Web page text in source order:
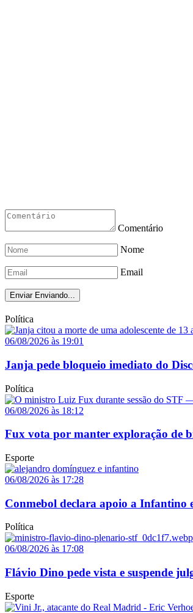
Comentário
Nome
Email
Enviar Enviando...
Política
06/08/2026 às 19:01
Janja pede bloqueio imediato do
Política
06/08/2026 às 18:12
Fux vota por manter exploração de
Esporte
06/08/2026 às 17:28
Conmebol declara apoio a Infantino
Política
06/08/2026 às 17:08
Flávio Dino pede vista e suspende
Esporte